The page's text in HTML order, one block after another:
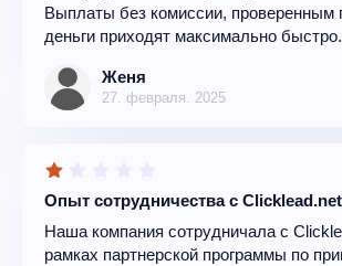
Выплаты без комиссии, проверенным
деньги приходят максимально быстро.
Женя
27. февраля. 2025
Опыт сотрудничества с
Наша компания сотрудничала с
рамках партнерской программы по